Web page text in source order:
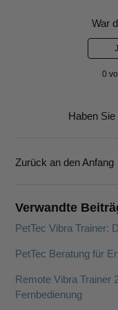
War
0
Haben
Zurück an den Anfang
Verwandte
PetTec Vibra Trainer:
PetTec Beratung für
Remote Vibra Trainer
Fernbedienung